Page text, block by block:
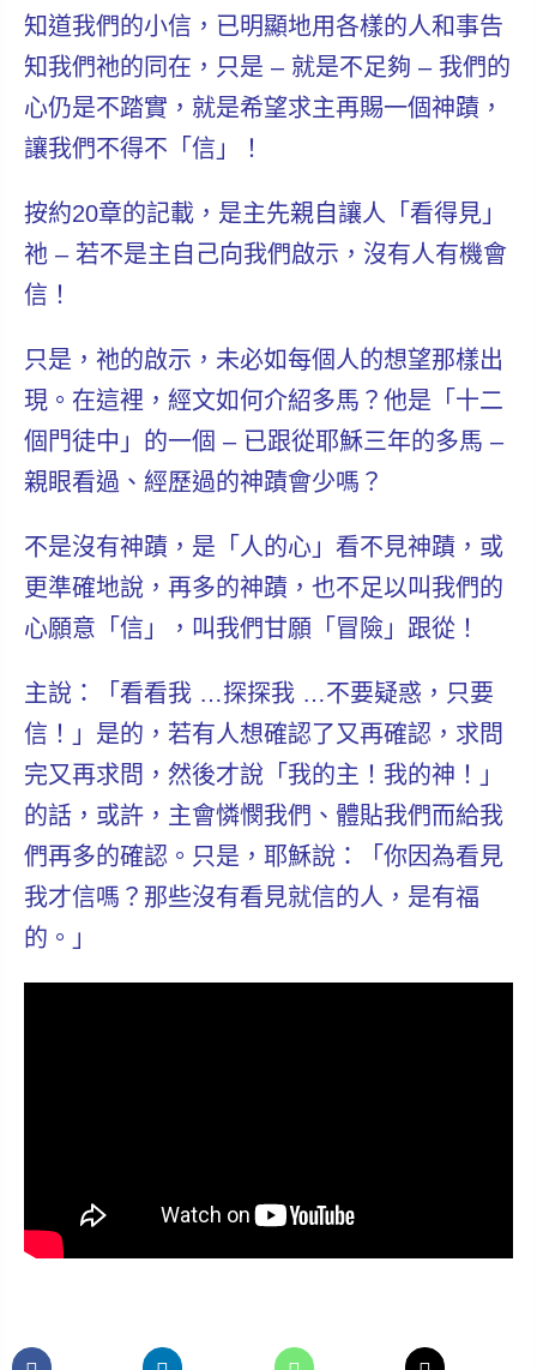
知道我們的小信，已明顯地用各樣的人和事告
知我們祂的同在，只是 – 就是不足夠 – 我們的
心仍是不踏實，就是希望求主再賜一個神蹟，
讓我們不得不「信」！
按約20章的記載，是主先親自讓人「看得見」
祂 – 若不是主自己向我們啟示，沒有人有機會
信！
只是，祂的啟示，未必如每個人的想望那樣出
現。在這裡，經文如何介紹多馬？他是「十二
個門徒中」的一個 – 已跟從耶穌三年的多馬 –
親眼看過、經歷過的神蹟會少嗎？
不是沒有神蹟，是「人的心」看不見神蹟，或
更準確地說，再多的神蹟，也不足以叫我們的
心願意「信」，叫我們甘願「冒險」跟從！
主說：「看看我 …探探我 …不要疑惑，只要
信！」是的，若有人想確認了又再確認，求問
完又再求問，然後才說「我的主！我的神！」
的話，或許，主會憐憫我們、體貼我們而給我
們再多的確認。只是， 耶穌說：「你因為看見
我才信嗎？那些沒有看見就信的人，是有福
的。」